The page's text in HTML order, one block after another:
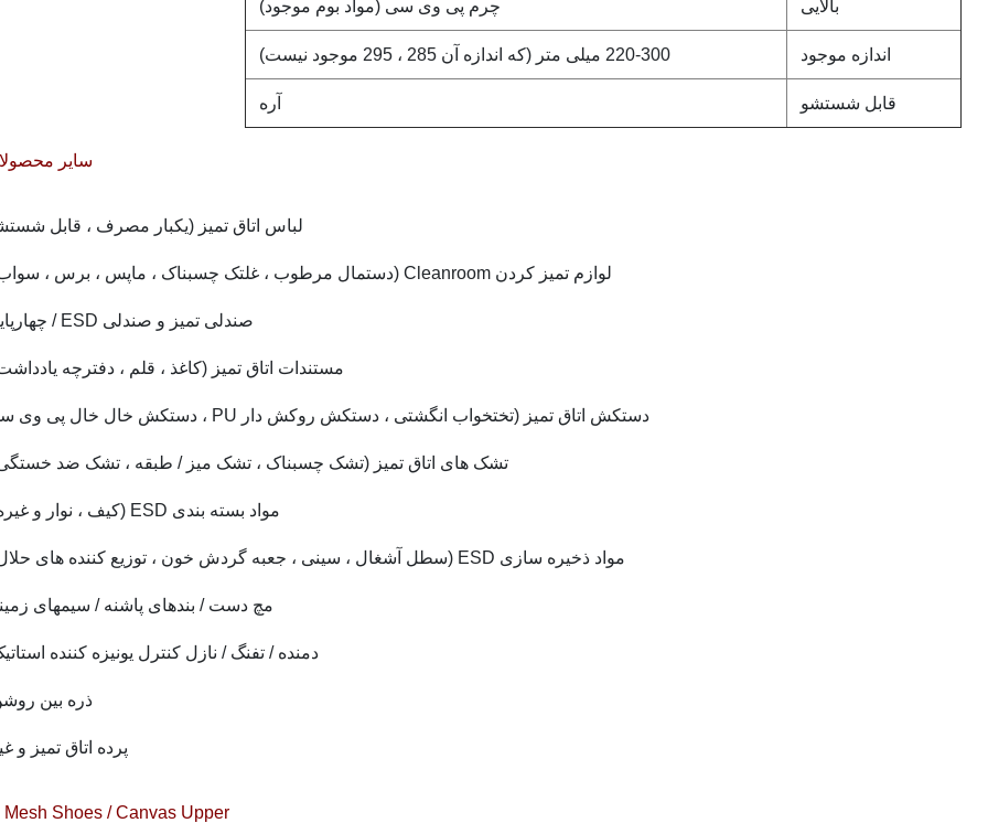
بالایی چرم پی وی سی (مواد بوم موجود)
اندازه موجود 220-300 میلی متر (که اندازه آن 285 ، 295 موجود نیست)
قابل شستشو آره
سایر
لباس اتاق تمیز (یکبار مصرف ، قابل
لوازم تمیز کردن Cleanroom (دستمال مرطوب ، غلتک چسبناک ، ماپس ، برس ، سواب) ،
صندلی تمیز و صندلی ESD / چهارپایه ،
مستندات اتاق تمیز (کاغذ ، قلم ، دفترچه
دستکش اتاق تمیز (تختخواب انگشتی ، دستکش روکش دار PU ، دستکش خال خال پی وی سی)
تشک های اتاق تمیز (تشک چسبناک ، تشک میز / طبقه ، تشک ضد
مواد بسته بندی ESD (کیف ، نوار و غیره) ،
مواد ذخیره سازی ESD (سطل آشغال ، سینی ، جعبه گردش خون ، توزیع کننده های حلال) ،
مچ دست / بندهای پاشنه / سیمهای
دمنده / تفنگ / نازل کنترل یونیزه کننده
ذره بین
پرده اتاق تمیز و
Mesh Shoes / Canvas Upper